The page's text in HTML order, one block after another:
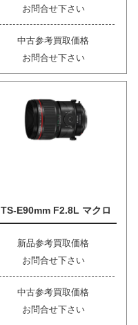
お問合せ下さい
中古参考買取価格
お問合せ下さい
TS-E90mm F2.8L マクロ
新品参考買取価格
お問合せ下さい
中古参考買取価格
お問合せ下さい